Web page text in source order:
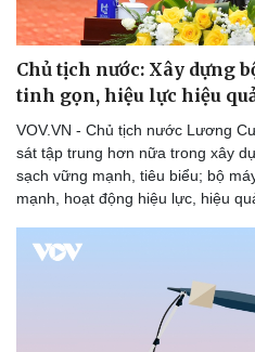
Chủ tịch nước: Xây dựng
tinh gọn, hiệu lực hiệu
VOV.VN - Chủ tịch nước Lương
sát tập trung hơn nữa trong xây
sạch vững mạnh, tiêu biểu; bộ
mạnh, hoạt động hiệu lực, hiệu